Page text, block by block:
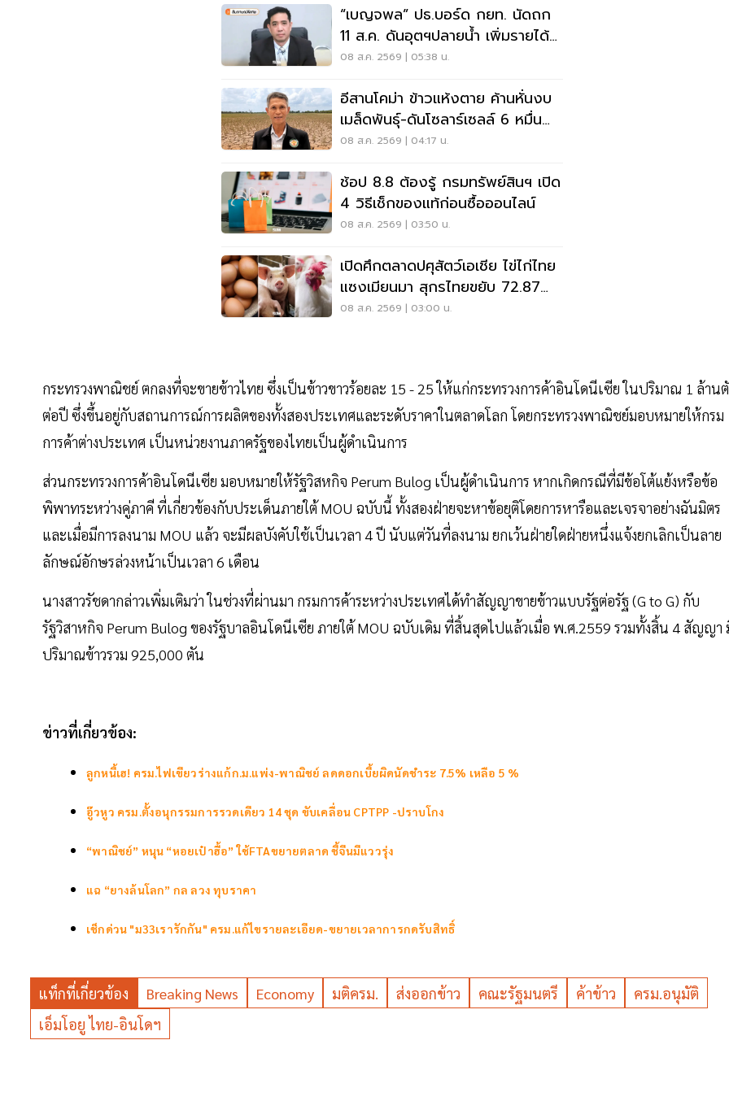
“เบญจพล” ปธ.บอร์ด กยท. นัดถก
11 ส.ค. ดันอุตฯปลายน้ำ เพิ่มรายได้
สวนยาง
08 ส.ค. 2569 | 05:38 น.
อีสานโคม่า ข้าวแห้งตาย ค้านหั่นงบ
เมล็ดพันธุ์-ดันโซลาร์เซลล์ 6 หมื่น
ล้าน
08 ส.ค. 2569 | 04:17 น.
ช้อป 8.8 ต้องรู้ กรมทรัพย์สินฯ เปิด
4 วิธีเช็กของแท้ก่อนซื้อออนไลน์
08 ส.ค. 2569 | 03:50 น.
เปิดศึกตลาดปศุสัตว์เอเชีย ไข่ไก่ไทย
แซงเมียนมา สุกรไทยขยับ 72.87
บาท
08 ส.ค. 2569 | 03:00 น.
กระทรวงพาณิชย์ ตกลงที่จะขายข้าวไทย ซึ่งเป็นข้าวขาวร้อยละ 15 - 25 ให้แก่กระทรวงการค้าอินโดนีเซีย ในปริมาณ 1 ล้าน
ต่อปี ซึ่งขึ้นอยู่กับสถานการณ์การผลิตของทั้งสองประเทศและระดับราคาในตลาดโลก โดยกระทรวงพาณิชย์มอบหมายให้กรม
การค้าต่างประเทศ เป็นหน่วยงานภาครัฐของไทยเป็นผู้ดำเนินการ
ส่วนกระทรวงการค้าอินโดนีเซีย มอบหมายให้รัฐวิสหกิจ Perum Bulog เป็นผู้ดำเนินการ หากเกิดกรณีที่มีข้อโต้แย้งหรือข้อ
พิพาทระหว่างคู่ภาคี ที่เกี่ยวข้องกับประเด็นภายใต้ MOU ฉบับนี้ ทั้งสองฝ่ายจะหาข้อยุติโดยการหารือและเจรจาอย่างฉันมิตร
และเมื่อมีการลงนาม MOU แล้ว จะมีผลบังคับใช้เป็นเวลา 4 ปี นับแต่วันที่ลงนาม ยกเว้นฝ่ายใดฝ่ายหนึ่งแจ้งยกเลิกเป็นลาย
ลักษณ์อักษรล่วงหน้าเป็นเวลา 6 เดือน
นางสาวรัชดากล่าวเพิ่มเติมว่า ในช่วงที่ผ่านมา กรมการค้าระหว่างประเทศได้ทำสัญญาขายข้าวแบบรัฐต่อรัฐ (G to G) กับ
รัฐวิสาหกิจ Perum Bulog ของรัฐบาลอินโดนีเซีย ภายใต้ MOU ฉบับเดิม ที่สิ้นสุดไปแล้วเมื่อ พ.ศ.2559 รวมทั้งสิ้น 4 สัญญา
ปริมาณข้าวรวม 925,000 ตัน
ข่าวที่เกี่ยวข้อง:
ลูกหนี้เฮ! ครม.ไฟเขียวร่างแก้ก.ม.แพ่ง-พาณิชย์ ลดดอกเบี้ยผิดนัดชำระ 7.5% เหลือ 5 %
อู๊วหูว ครม.ตั้งอนุกรรมการรวดเดียว 14 ชุด ขับเคลื่อน CPTPP -ปราบโกง
“พาณิชย์” หนุน “หอยเป๋าฮื้อ” ใช้FTAขยายตลาด ชี้จีนมีแววรุ่ง
แฉ “ยางล้นโลก” กล ลวง ทุบราคา
เช็กด่วน "ม33เรารักกัน" ครม.แก้ไขรายละเอียด-ขยายเวลาการกดรับสิทธิ์
แท็กที่เกี่ยวข้อง Breaking News Economy มติครม. ส่งออกข้าว คณะรัฐมนตรี ค้าข้าว
ครม.อนุมัติ
เอ็มโอยู ไทย-อินโดฯ